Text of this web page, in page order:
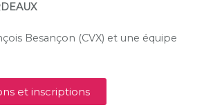
Besançon (CVX) et une équipe
et inscriptions